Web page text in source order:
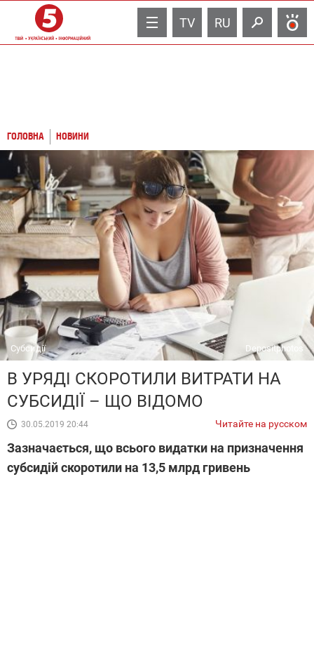
TV RU
ГОЛОВНА НОВИНИ
Субсидії Depositphotos
В УРЯДІ СКОРОТИЛИ ВИТРАТИ НА
СУБСИДІЇ – ЩО ВІДОМО
30.05.2019 20:44 Читайте на русском
Зазначається, що всього видатки на призначення
субсидій скоротили на 13,5 млрд гривень